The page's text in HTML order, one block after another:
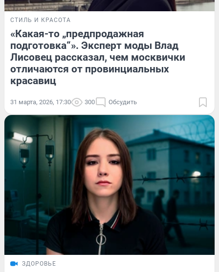
СТИЛЬ И КРАСОТА
«Какая-то „предпродажная
подготовка“». Эксперт моды Влад
Лисовец рассказал, чем москвички
отличаются от провинциальных
красавиц
31 марта, 2026, 17:30 300 Обсудить
ЗДОРОВЬЕ